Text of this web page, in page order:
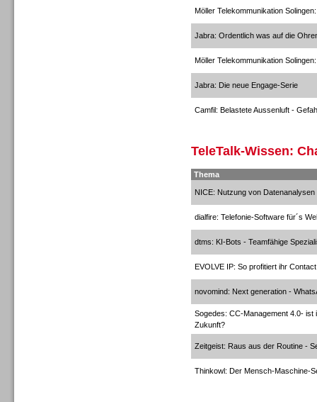
Möller Telekommunikation
Jabra: Ordentlich was auf die
Möller Telekommunikation
Jabra: Die neue Engage-Serie
Camfil: Belastete Aussenluft -
TeleTalk-Wissen:
Thema
NICE: Nutzung von
dialfire: Telefonie-Software für´s
dtms: KI-Bots - Teamfähige
EVOLVE IP: So profitiert ihr
novomind: Next generation -
Sogedes: CC-Management 4.0- ist
Zukunft?
Zeitgeist: Raus aus der Routine -
Thinkowl: Der Mensch-Maschine-